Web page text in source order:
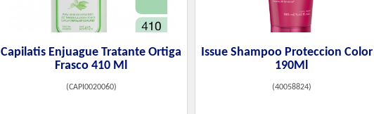
Capilatis Enjuague Tratante Ortiga
Frasco 410 Ml
(CAPI0020060)
Issue Shampoo Proteccion Color
190Ml
(40058824)